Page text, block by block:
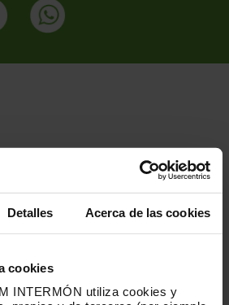
Detalles Acerca de las cookies
cookies
INTERMÓN utiliza cookies y
Relacionades